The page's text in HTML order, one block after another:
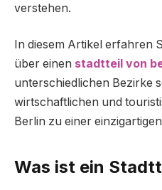
verstehen.
In diesem Artikel erfahren
über einen stadtteil von
unterschiedlichen Bezirke
wirtschaftlichen und
Berlin zu einer
Was ist ein